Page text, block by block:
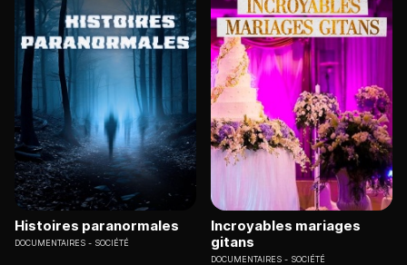
Histoires paranormales
DOCUMENTAIRES SOCIÉTÉ
Incroyables mariages
gitans
DOCUMENTAIRES SOCIÉTÉ